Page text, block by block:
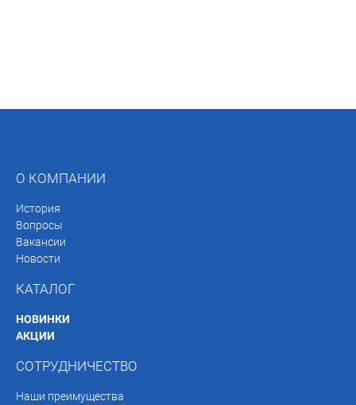
О КОМПАНИИ
История
Вопросы
Вакансии
Новости
КАТАЛОГ
НОВИНКИ
АКЦИИ
СОТРУДНИЧЕСТВО
Наши преимущества